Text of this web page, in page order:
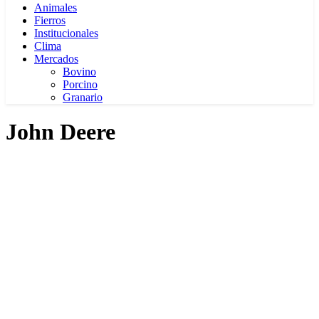
Animales
Fierros
Institucionales
Clima
Mercados
Bovino
Porcino
Granario
John Deere